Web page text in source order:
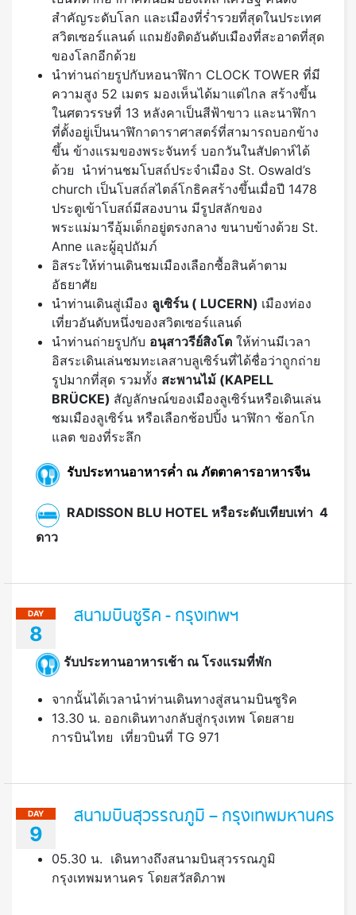
สำคัญระดับโลก และเมืองที่ร่ำรวยที่สุดในประเทศ
สวิตเซอร์แลนด์ แถมยังติดอันดับเมืองที่สะอาดที่สุด
ของโลกอีกด้วย
นำท่านถ่ายรูปกับหอนาฬิกา CLOCK TOWER ที่มี
ความสูง 52 เมตร มองเห็นได้มาแต่ไกล สร้างขึ้น
ในศตวรรษที่ 13 หลังคาเป็นสีฟ้าขาว และนาฬิกา
ที่ตั้งอยู่เป็นนาฬิกาดาราศาสตร์ที่สามารถบอกข้าง
ขึ้น ข้างแรมของพระจันทร์ บอกวันในสัปดาห์ได้
ด้วย นำท่านชมโบสถ์ประจำเมือง St. Oswald’s
church เป็นโบสถ์สไตล์โกธิคสร้างขึ้นเมื่อปี 1478
ประตูเข้าโบสถ์มีสองบาน มีรูปสลักของ
พระแม่มารีอุ้มเด็กอยู่ตรงกลาง ขนาบข้างด้วย St.
Anne และผู้อุปถัมภ์
อิสระให้ท่านเดินชมเมืองเลือกซื้อสินค้าตาม
อัธยาศัย
นำท่านเดินสู่เมือง ลูเซิร์น ( LUCERN) เมืองท่อง
เที่ยวอันดับหนึ่งของสวิตเซอร์แลนด์
นำท่านถ่ายรูปกับ อนุสาวรีย์สิงโต ให้ท่านมีเวลา
อิสระเดินเล่นชมทะเลสาบลูเซิร์นที่ได้ชื่อว่าถูกถ่าย
รูปมากที่สุด รวมทั้ง สะพานไม้ (KAPELL
BRÜCKE) สัญลักษณ์ของเมืองลูเซิร์นหรือเดินเล่น
ชมเมืองลูเซิร์น หรือเลือกช้อปปิ้ง นาฬิกา ช้อกโก
แลต ของที่ระลึก
รับประทานอาหารค่ำ ณ ภัตตาคารอาหารจีน
RADISSON BLU HOTEL หรือระดับเทียบเท่า 4
ดาว
DAY
8
สนามบินซูริค - กรุงเทพฯ
รับประทานอาหารเช้า ณ โรงแรมที่พัก
จากนั้นได้เวลานำท่านเดินทางสู่สนามบินซูริค
13.30 น. ออกเดินทางกลับสู่กรุงเทพ โดยสาย
การบินไทย เที่ยวบินที่ TG 971
DAY
9
สนามบินสุวรรณภูมิ – กรุงเทพมหานคร
05.30 น. เดินทางถึงสนามบินสุวรรณภูมิ
กรุงเทพมหานคร โดยสวัสดิภาพ